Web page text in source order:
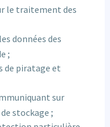
le traitement des
données des
;
de piratage et
sur
stockage ;